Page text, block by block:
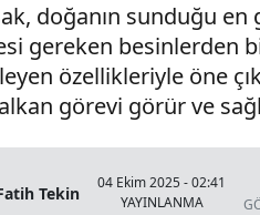
doğanın sunduğu
gereken besinlerden
özellikleriyle öne
görevi görür ve
Tekin
04 Ekim 2025 - 02:41
YAYINLANMA